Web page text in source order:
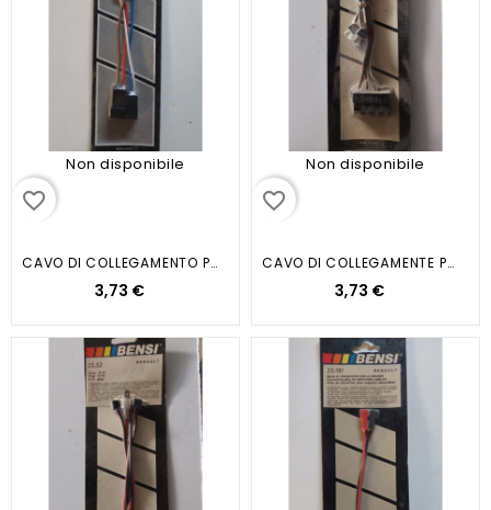
Non disponibile
favorite_border
CAVO DI COLLEGAMENTO PER AUTORADIO
3,73 €
Non disponibile
favorite_border
CAVO DI COLLEGAMENTE PER...
3,73 €